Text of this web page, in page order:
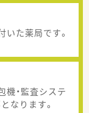
た薬局です。
・監査システ
なります。